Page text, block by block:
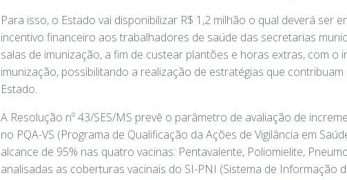
Para isso, o Estado vai disponibilizar R$ 1,2 milhão o qual deverá ser
incentivo financeiro aos trabalhadores de saúde das secretarias
salas de imunização, a fim de custear plantões e horas extras, com
imunização, possibilitando a realização de estratégias que
Estado.
A Resolução nº 43/SES/MS prevê o parâmetro de avaliação de
no PQA-VS (Programa de Qualificação da Ações de Vigilância em
alcance de 95% nas quatro vacinas: Pentavalente, Poliomielite,
analisadas as coberturas vacinais do SI-PNI (Sistema de Informação